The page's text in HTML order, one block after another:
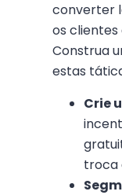
converter
os clientes
Construa
estas
Crie
troca